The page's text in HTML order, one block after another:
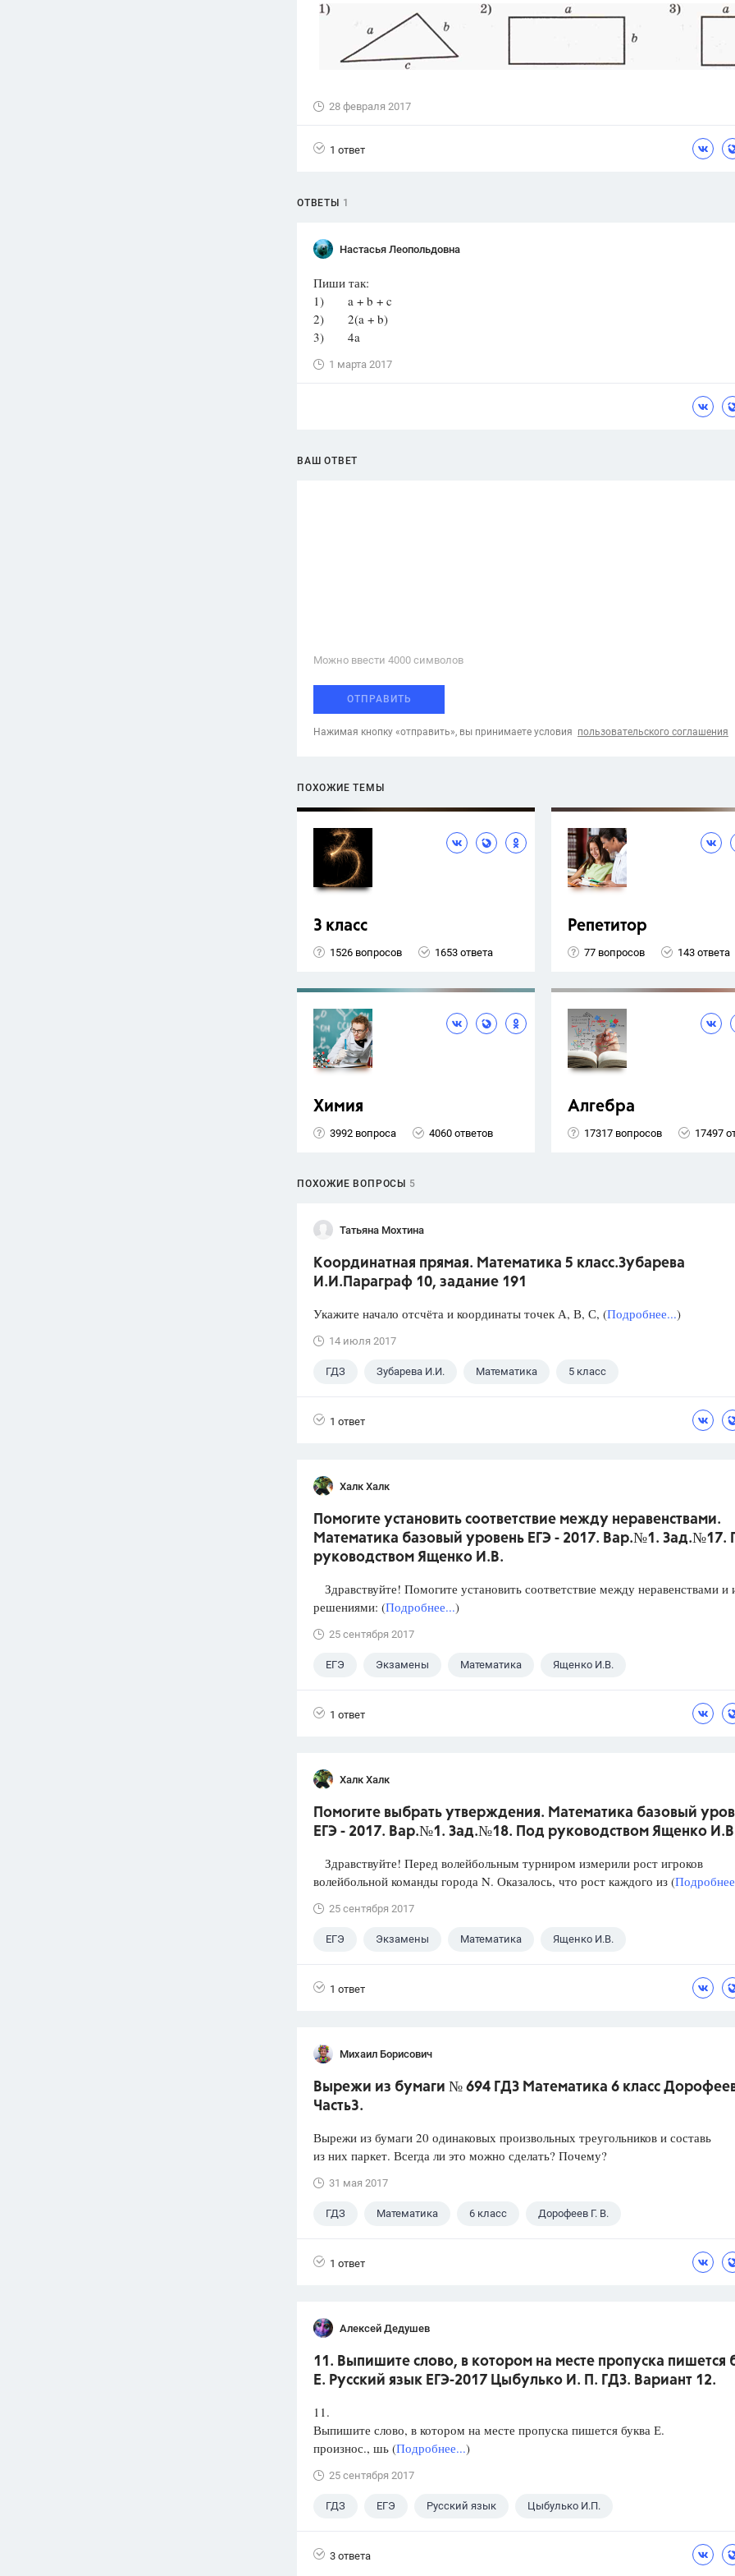
Цветков Л. А.
28 февраля 2017
1 ответ
ОТВЕТЫ 1
Настасья Леопольдовна
Пиши так:
1) a + b + c
2) 2(a + b)
3) 4a
1 марта 2017
ВАШ ОТВЕТ
Можно ввести 4000 cимволов
ОТПРАВИТЬ
Нажимая кнопку «отправить», вы принимаете условия пользовательского соглашения
ПОХОЖИЕ ТЕМЫ
3 класс
1526 вопросов 1653 ответа
Репетитор
77 вопросов 143 ответа
Химия
3992 вопроса 4060 ответов
Алгебра
17317 вопросов 17497
ПОХОЖИЕ ВОПРОСЫ 5
Татьяна Мохтина
Координатная прямая. Математика 5 класс.Зубарева
И.И.Параграф 10, задание 191
Укажите начало отсчёта и координаты точек А, В, С, (Подробнее...)
14 июля 2017
ГДЗ Зубарева И.И. Математика 5 класс
1 ответ
Халк Халк
Помогите установить соответствие между неравенствами.
Математика базовый уровень ЕГЭ - 2017. Вар.№1. Зад.№17.
руководством Ященко И.В.
Здравствуйте! Помогите установить соответствие между неравенствами и
решениями: (Подробнее...)
25 сентября 2017
ЕГЭ Экзамены Математика Ященко И.В.
1 ответ
Халк Халк
Помогите выбрать утверждения. Математика базовый
ЕГЭ - 2017. Вар.№1. Зад.№18. Под руководством Ященко
Здравствуйте! Перед волейбольным турниром измерили рост игроков
волейбольной команды города N. Оказалось, что рост каждого из (
25 сентября 2017
ЕГЭ Экзамены Математика Ященко И.В.
1 ответ
Михаил Борисович
Вырежи из бумаги № 694 ГДЗ Математика 6 класс
Часть3.
Вырежи из бумаги 20 одинаковых произвольных треугольников и составь
из них паркет. Всегда ли это можно сделать? Почему?
31 мая 2017
ГДЗ Математика 6 класс Дорофеев Г. В.
1 ответ
Алексей Дедушев
11. Выпишите слово, в котором на месте пропуска пишется
Е. Русский язык ЕГЭ-2017 Цыбулько И. П. ГДЗ. Вариант 12.
11.
Выпишите слово, в котором на месте пропуска пишется буква Е.
произнос., шь (Подробнее...)
25 сентября 2017
ГДЗ ЕГЭ Русский язык Цыбулько И.П.
3 ответа